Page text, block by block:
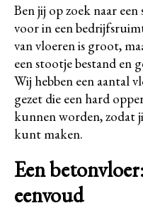
Ben jij op zoek naar
voor in een
van vloeren is groot,
een stootje bestand en
Wij hebben een aantal
gezet die een hard
kunnen worden, zodat
kunt maken.
Een
eenvoud